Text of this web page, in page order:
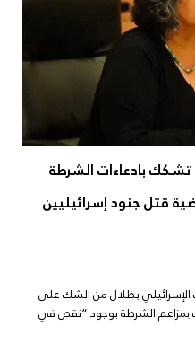
بادعاءات الشرطة
قتل جنود إسرائيليين
بظلال من الشك على
بمزاعم الشرطة بوجود “نقص في